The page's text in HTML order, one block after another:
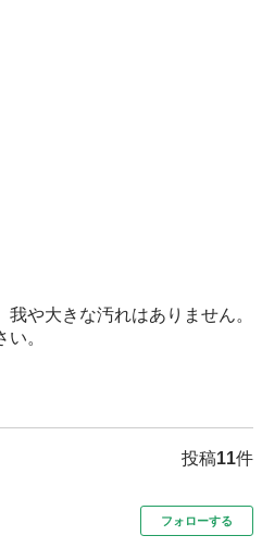
や大きな汚れはありません。
。
投稿11件
フォローする